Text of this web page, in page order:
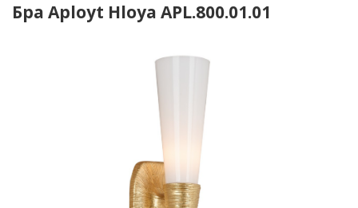
Бра Aployt Hloya APL.800.01.01